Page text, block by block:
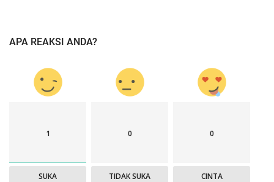
APA REAKSI ANDA?
1
SUKA
0
TIDAK SUKA
0
CINTA